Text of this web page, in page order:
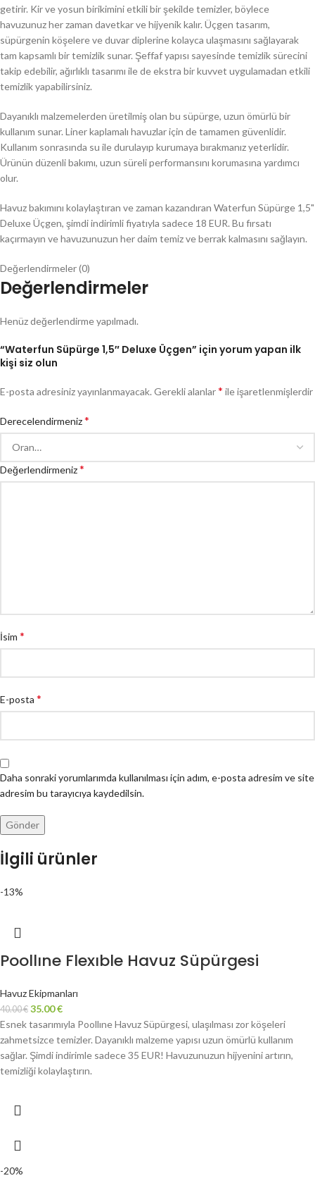
getirir. Kir ve yosun birikimini etkili bir şekilde temizler, böylece
havuzunuz her zaman davetkar ve hijyenik kalır. Üçgen tasarım,
süpürgenin köşelere ve duvar diplerine kolayca ulaşmasını sağlayarak
tam kapsamlı bir temizlik sunar. Şeffaf yapısı sayesinde temizlik sürecini
takip edebilir, ağırlıklı tasarımı ile de ekstra bir kuvvet uygulamadan etkili
temizlik yapabilirsiniz.
Dayanıklı malzemelerden üretilmiş olan bu süpürge, uzun ömürlü bir
kullanım sunar. Liner kaplamalı havuzlar için de tamamen güvenlidir.
Kullanım sonrasında su ile durulayıp kurumaya bırakmanız yeterlidir.
Ürünün düzenli bakımı, uzun süreli performansını korumasına yardımcı
olur.
Havuz bakımını kolaylaştıran ve zaman kazandıran Waterfun Süpürge 1,5"
Deluxe Üçgen, şimdi indirimli fiyatıyla sadece 18 EUR. Bu fırsatı
kaçırmayın ve havuzunuzun her daim temiz ve berrak kalmasını sağlayın.
Değerlendirmeler (0)
Değerlendirmeler
Henüz değerlendirme yapılmadı.
“Waterfun Süpürge 1,5″ Deluxe Üçgen” için yorum yapan ilk
kişi siz olun
E-posta adresiniz yayınlanmayacak. Gerekli alanlar* ile işaretlenmişlerdir
Derecelendirmeniz*
Değerlendirmeniz*
İsim *
E-posta *
Daha sonraki yorumlarımda kullanılması için adım, e-posta adresim ve site
adresim bu tarayıcıya kaydedilsin.
İlgili ürünler
-13%
Poollıne Flexıble Havuz Süpürgesi
Havuz Ekipmanları
40.00€ 35.00€
Esnek tasarımıyla Poollıne Havuz Süpürgesi, ulaşılması zor köşeleri
zahmetsizce temizler. Dayanıklı malzeme yapısı uzun ömürlü kullanım
sağlar. Şimdi indirimle sadece 35 EUR! Havuzunuzun hijyenini artırın,
temizliği kolaylaştırın.
-20%